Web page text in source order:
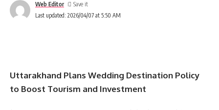
Last updated: 2026/04/07 at 5:50 AM
Web Editor
Uttarakhand Plans Wedding Destination Policy
to Boost Tourism and Investment